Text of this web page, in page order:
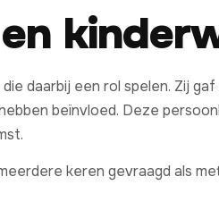
daarbij een rol spelen. Zij
beïnvloed. Deze
keren gevraagd als